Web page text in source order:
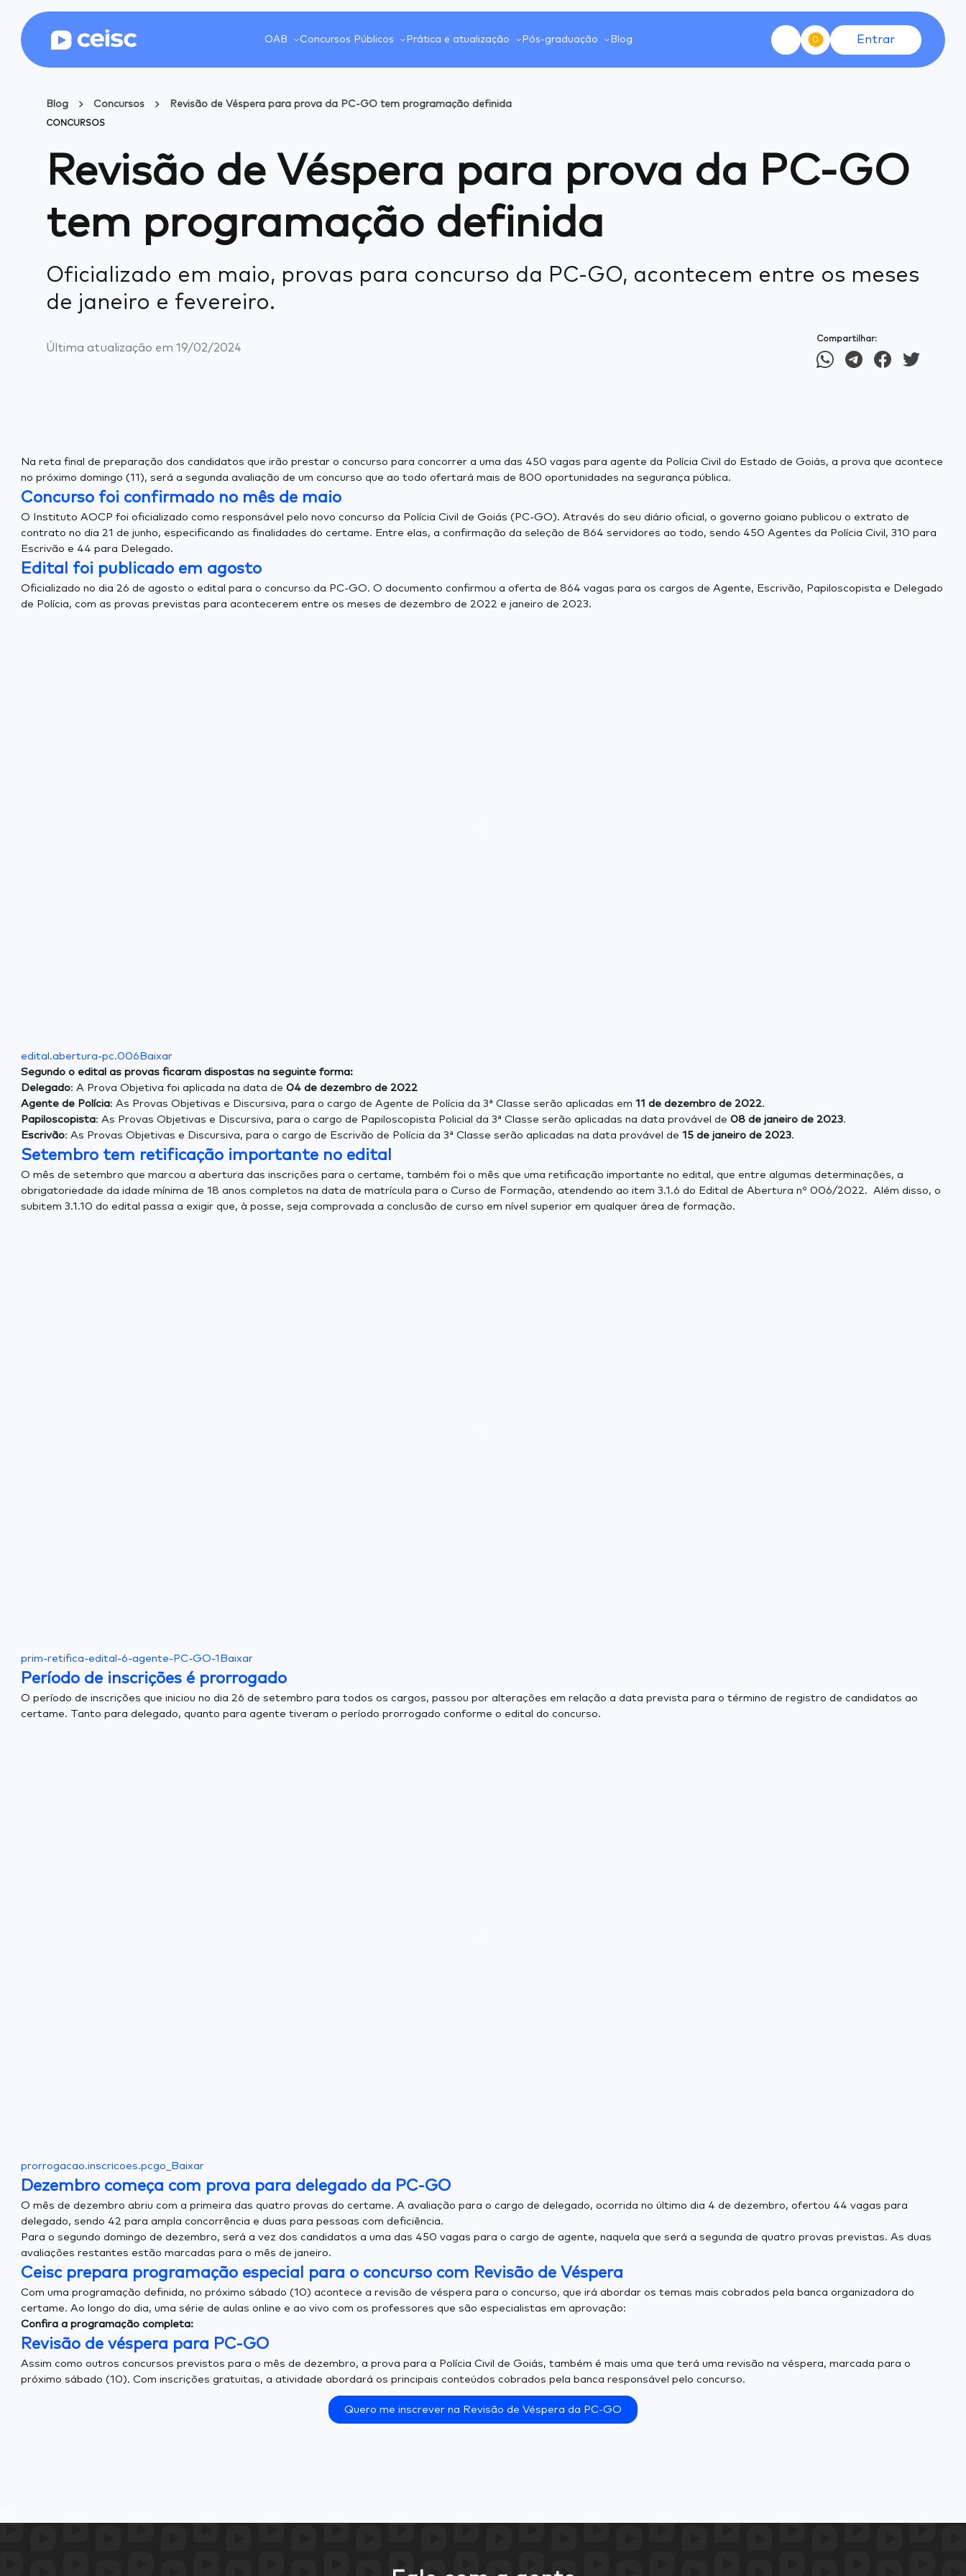
OAB Concursos Públicos Prática e atualização Pós-graduação Blog 0 Entrar
Blog Concursos Revisão de Véspera para prova da PC-GO tem programação definida
CONCURSOS
Revisão de Véspera para prova da PC-GO
tem programação definida
Oficializado em maio, provas para concurso da PC-GO, acontecem entre os meses
de janeiro e fevereiro.
Última atualização em 19/02/2024
Compartilhar:
Na reta final de preparação dos candidatos que irão prestar o concurso para concorrer a uma das 450 vagas para agente da Polícia Civil do Estado de Goiás, a prova que acontece
no próximo domingo (11), será a segunda avaliação de um concurso que ao todo ofertará mais de 800 oportunidades na segurança pública.
Concurso foi confirmado no mês de maio
O Instituto AOCP foi oficializado como responsável pelo novo concurso da Polícia Civil de Goiás (PC-GO). Através do seu diário oficial, o governo goiano publicou o extrato de
contrato no dia 21 de junho, especificando as finalidades do certame. Entre elas, a confirmação da seleção de 864 servidores ao todo, sendo 450 Agentes da Polícia Civil, 310 para
Escrivão e 44 para Delegado.
Edital foi publicado em agosto
Oficializado no dia 26 de agosto o edital para o concurso da PC-GO. O documento confirmou a oferta de 864 vagas para os cargos de Agente, Escrivão, Papiloscopista e Delegado
de Polícia, com as provas previstas para acontecerem entre os meses de dezembro de 2022 e janeiro de 2023.
edital.abertura-pc.006 Baixar
Segundo o edital as provas ficaram dispostas na seguinte forma:
Delegado: A Prova Objetiva foi aplicada na data de 04 de dezembro de 2022
Agente de Polícia: As Provas Objetivas e Discursiva, para o cargo de Agente de Polícia da 3ª Classe serão aplicadas em 11 de dezembro de 2022.
Papiloscopista: As Provas Objetivas e Discursiva, para o cargo de Papiloscopista Policial da 3ª Classe serão aplicadas na data provável de 08 de janeiro de 2023.
Escrivão: As Provas Objetivas e Discursiva, para o cargo de Escrivão de Polícia da 3ª Classe serão aplicadas na data provável de 15 de janeiro de 2023.
Setembro tem retificação importante no edital
O mês de setembro que marcou a abertura das inscrições para o certame, também foi o mês que uma retificação importante no edital, que entre algumas determinações, a
obrigatoriedade da idade mínima de 18 anos completos na data de matrícula para o Curso de Formação, atendendo ao item 3.1.6 do Edital de Abertura nº 006/2022. Além disso, o
subitem 3.1.10 do edital passa a exigir que, à posse, seja comprovada a conclusão de curso em nível superior em qualquer área de formação.
prim-retifica-edital-6-agente-PC-GO-1 Baixar
Período de inscrições é prorrogado
O período de inscrições que iniciou no dia 26 de setembro para todos os cargos, passou por alterações em relação a data prevista para o término de registro de candidatos ao
certame. Tanto para delegado, quanto para agente tiveram o período prorrogado conforme o edital do concurso.
prorrogacao.inscricoes.pcgo_ Baixar
Dezembro começa com prova para delegado da PC-GO
O mês de dezembro abriu com a primeira das quatro provas do certame. A avaliação para o cargo de delegado, ocorrida no último dia 4 de dezembro, ofertou 44 vagas para
delegado, sendo 42 para ampla concorrência e duas para pessoas com deficiência.
Para o segundo domingo de dezembro, será a vez dos candidatos a uma das 450 vagas para o cargo de agente, naquela que será a segunda de quatro provas previstas. As duas
avaliações restantes estão marcadas para o mês de janeiro.
Ceisc prepara programação especial para o concurso com Revisão de Véspera
Com uma programação definida, no próximo sábado (10) acontece a revisão de véspera para o concurso, que irá abordar os temas mais cobrados pela banca organizadora do
certame. Ao longo do dia, uma série de aulas online e ao vivo com os professores que são especialistas em aprovação:
Confira a programação completa:
Revisão de véspera para PC-GO
Assim como outros concursos previstos para o mês de dezembro, a prova para a Polícia Civil de Goiás, também é mais uma que terá uma revisão na véspera, marcada para o
próximo sábado (10). Com inscrições gratuitas, a atividade abordará os principais conteúdos cobrados pela banca responsável pelo concurso.
Quero me inscrever na Revisão de Véspera da PC-GO